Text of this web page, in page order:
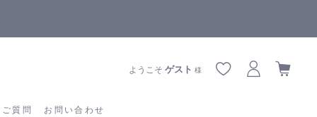
質問 お問い合わせ
ようこそゲスト 様
あるご質問